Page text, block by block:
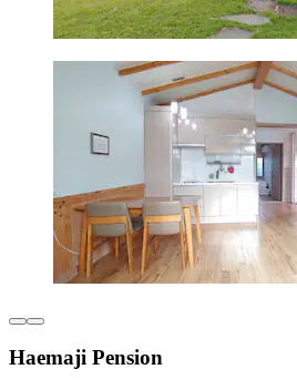
Haemaji Pension